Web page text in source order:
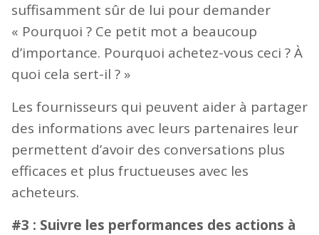
suffisamment sûr de lui pour demander
« Pourquoi ? Ce petit mot a beaucoup
d’importance. Pourquoi achetez-vous ceci ? À
quoi cela sert-il ? »
Les fournisseurs qui peuvent aider à partager
des informations avec leurs partenaires leur
permettent d’avoir des conversations plus
efficaces et plus fructueuses avec les
acheteurs.
#3 : Suivre les performances des actions à